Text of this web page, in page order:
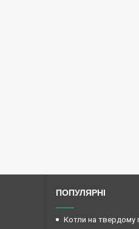
ПОПУЛЯРНІ
Котли на твердому